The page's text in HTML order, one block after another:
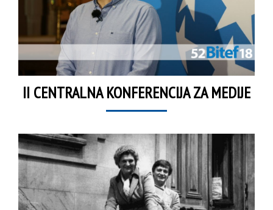
II CENTRALNA KONFERENCIJA ZA MEDIJE